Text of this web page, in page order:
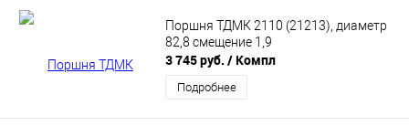
Поршня ТДМК 2110 (21213), диаметр
82,8 смещение 1,9
3 745 руб. / Компл
Подробнее